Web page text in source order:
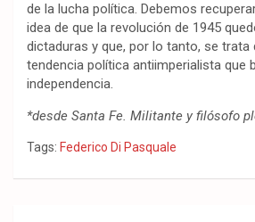
de la lucha política. Debemos
idea de que la revolución de 1945
dictaduras y que, por lo tanto, se trata
tendencia política antiimperialista que
independencia.
*desde Santa Fe. Militante y filósofo
Tags: Federico Di Pasquale